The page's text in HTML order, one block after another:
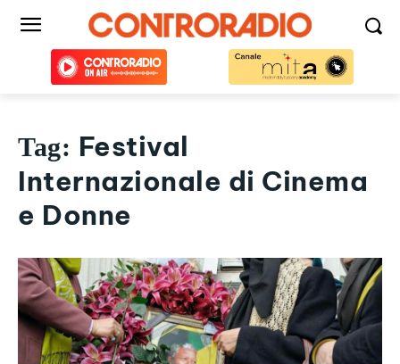
Tag: Festival
Internazionale di Cinema
e Donne